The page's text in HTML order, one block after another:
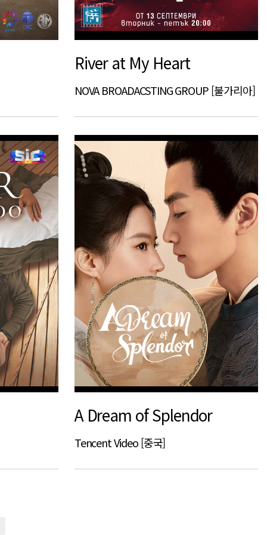
River at My Heart
NOVA BROADACSTING GROUP [불가리아]
A Dream of Splendor
Tencent Video [중국]